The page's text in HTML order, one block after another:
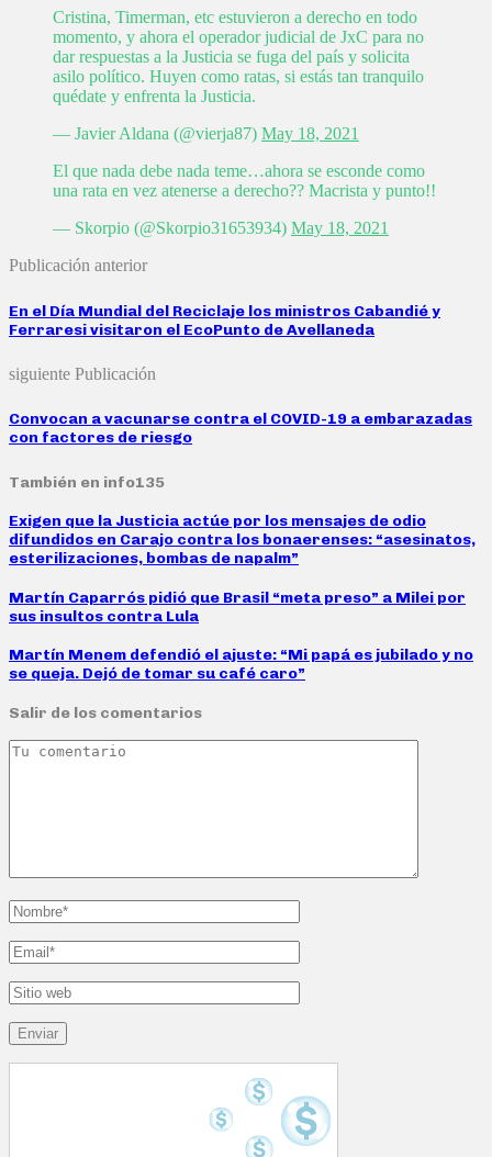
Cristina, Timerman, etc estuvieron a derecho en todo
momento, y ahora el operador judicial de JxC para no
dar respuestas a la Justicia se fuga del país y solicita
asilo político. Huyen como ratas, si estás tan tranquilo
quédate y enfrenta la Justicia.
— Javier Aldana (@vierja87) May 18, 2021
El que nada debe nada teme…ahora se esconde como
una rata en vez atenerse a derecho?? Macrista y punto!!
— Skorpio (@Skorpio31653934) May 18, 2021
Publicación anterior
En el Día Mundial del Reciclaje los ministros Cabandié y
Ferraresi visitaron el EcoPunto de Avellaneda
siguiente Publicación
Convocan a vacunarse contra el COVID-19 a embarazadas
con factores de riesgo
También en info135
Exigen que la Justicia actúe por los mensajes de odio
difundidos en Carajo contra los bonaerenses: “asesinatos,
esterilizaciones, bombas de napalm”
Martín Caparrós pidió que Brasil “meta preso” a Milei por
sus insultos contra Lula
Martín Menem defendió el ajuste: “Mi papá es jubilado y no
se queja. Dejó de tomar su café caro”
Salir de los comentarios